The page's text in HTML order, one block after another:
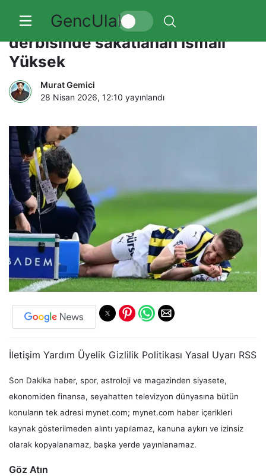
GencUlak
Fenerbahçe – Beşiktaş
derbisinde sakatlanan İsmail
Yüksek
Murat Gemici
28 Nisan 2026, 12:10 yayınlandı
İletişim Yardım Üyelik Gizlilik Politikası Yasal Uyarı RSS
Son Dakika haber, spor, astroloji ve magazinden siyasete,
ekonomiden finansa, seyahatten televizyon dünyasına bütün
konuların tek adresi mynet.com; mynet.com haber içerikleri
kaynak gösterilmeden alıntı yapılamaz, kanuna aykırı ve izinsiz
olarak kopyalanamaz, başka yerde yayınlanamaz.
Göz Atın